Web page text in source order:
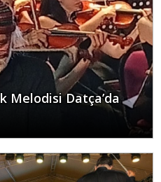
Melodisi Datça’da